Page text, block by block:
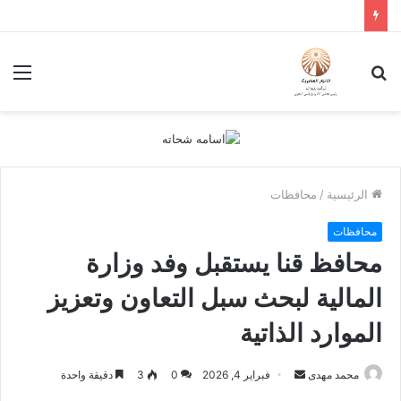
الرئيسية / محافظات
محافظات
محافظ قنا يستقبل وفد وزارة
المالية لبحث سبل التعاون وتعزيز
الموارد الذاتية
محمد مهدى
أرسل فبراير 4, 2026 0
3 دقيقة واحدة